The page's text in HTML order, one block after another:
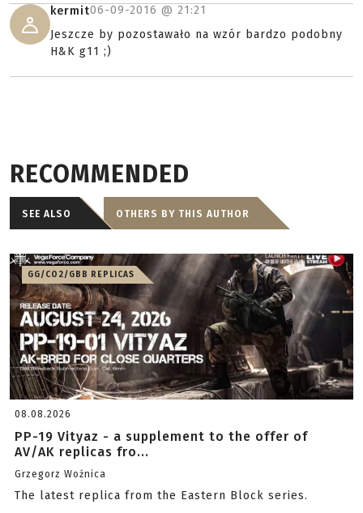
kermit06-09-2016 @ 21:21
Jeszcze by pozostawało na wzór bardzo podobny
H&K g11 ;)
RECOMMENDED
SEE ALSO OTHERS BY THIS AUTHOR
GG/CO2/GBB REPLICAS
08.08.2026
PP-19 Vityaz - a supplement to the offer of
AV/AK replicas fro...
Grzegorz Woźnica
The latest replica from the Eastern Block series.